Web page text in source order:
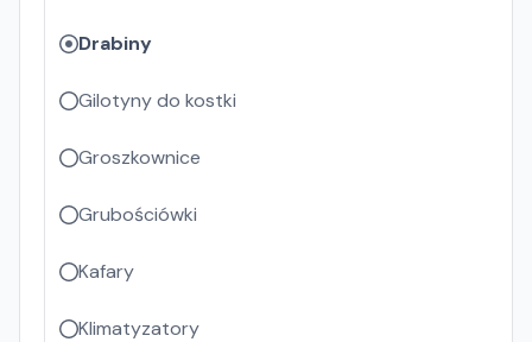
Drabiny
Gilotyny do kostki
Groszkownice
Grubościówki
Kafary
Klimatyzatory